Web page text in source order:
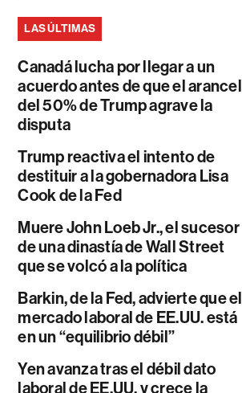
LAS ÚLTIMAS
Canadá lucha por llegar a un
acuerdo antes de que el arancel
del 50% de Trump agrave la
disputa
Trump reactiva el intento de
destituir a la gobernadora Lisa
Cook de la Fed
Muere John Loeb Jr., el sucesor
de una dinastía de Wall Street
que se volcó a la política
Barkin, de la Fed, advierte que el
mercado laboral de EE.UU. está
en un “equilibrio débil”
Yen avanza tras el débil dato
laboral de EE.UU. y crece la